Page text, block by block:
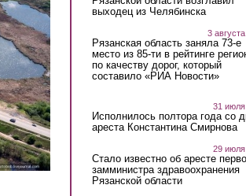
выходец из Челябинска
3
Рязанская область заняла 73-е
место из 85-ти в рейтинге
по качеству дорог, который
составило «РИА Новости»
31
Исполнилось полтора года со
ареста Константина Смирнова
29
Стало известно об аресте
замминистра здравоохранения
Рязанской области